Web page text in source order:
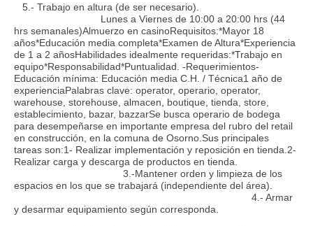
5.- Trabajo en altura (de ser necesario).
Lunes a Viernes de 10:00 a 20:00 hrs (44
hrs semanales)Almuerzo en casinoRequisitos:*Mayor 18
años*Educación media completa*Examen de Altura*Experiencia
de 1 a 2 añosHabilidades idealmente requeridas:*Trabajo en
equipo*Responsabilidad*Puntualidad. -Requerimientos-
Educación mínima: Educación media C.H. / Técnica1 año de
experienciaPalabras clave: operator, operario, operator,
warehouse, storehouse, almacen, boutique, tienda, store,
establecimiento, bazar, bazzarSe busca operario de bodega
para desempeñarse en importante empresa del rubro del retail
en construcción, en la comuna de Osorno.Sus principales
tareas son:1- Realizar implementación y reposición en tienda.2-
Realizar carga y descarga de productos en tienda.
3.-Mantener orden y limpieza de los
espacios en los que se trabajará (independiente del área).
4.- Armar
y desarmar equipamiento según corresponda.